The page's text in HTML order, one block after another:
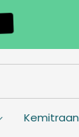
Kemitraan